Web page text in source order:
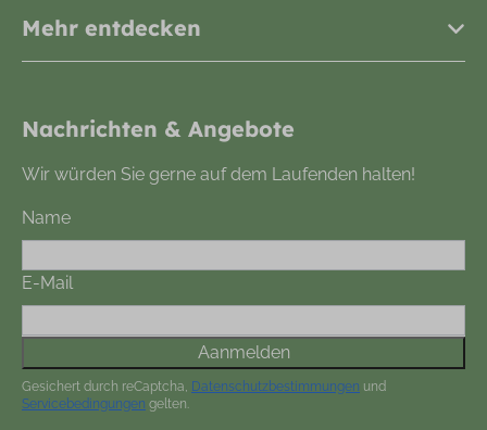
Mehr entdecken
Nachrichten & Angebote
Wir würden Sie gerne auf dem Laufenden halten!
Name
E-Mail
Aanmelden
Gesichert durch reCaptcha, Datenschutzbestimmungen und
Servicebedingungen gelten.